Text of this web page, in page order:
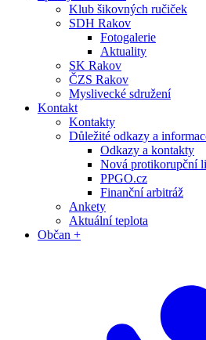
Klub šikovných ručiček
SDH Rakov
Fotogalerie
Aktuality
SK Rakov
ČZS Rakov
Myslivecké sdružení
Kontakt
Kontakty
Důležité odkazy a
Odkazy a kontakty
Nová protikorupční
PPGO.cz
Finanční arbitráž
Ankety
Aktuální teplota
Občan +